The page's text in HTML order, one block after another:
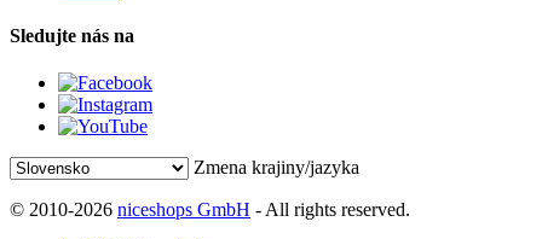
Sledujte nás na
Zmena krajiny/jazyka
© 2010-2026 niceshops GmbH - All rights reserved.